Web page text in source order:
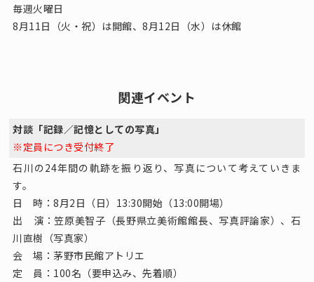
毎週火曜日
8月11日（火・祝）は開館、8月12日（水）は休館
関連イベント
対談「記録／記憶としての写真」
※定員につき受付終了
石川の24年間の軌跡を振り返り、写真について考えていきま
す。
日 時：8月2日（日）13:30開始（13:00開場）
出 演：笠原美智子（長野県立美術館館長、写真評論家）、石
川直樹（写真家）
会 場：茅野市民館アトリエ
定 員：100名（要申込み、先着順）